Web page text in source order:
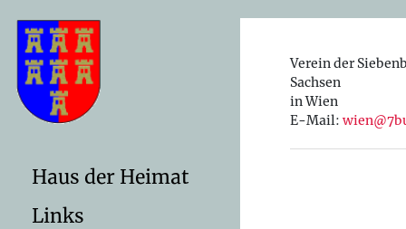
Haus der Heimat
Links
Verein der
Sachsen
in Wien
E-Mail: